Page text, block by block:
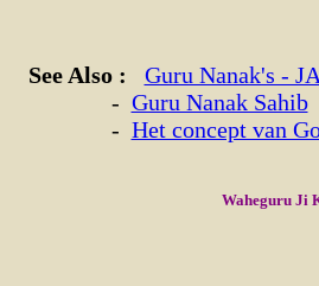
See Also :
Guru Nanak's -
- Guru Nanak Sahib
- Het concept van
Waheguru Ji